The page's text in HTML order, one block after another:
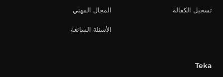
تسجيل الكفالة المجال المهني
الأسئلة الشائعة
Teka